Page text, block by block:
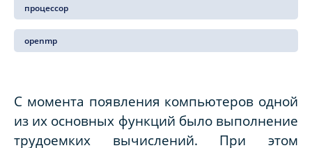
процессор
openmp
С момента появления компьютеров одной
из их основных функций было выполнение
трудоемких вычислений. При этом